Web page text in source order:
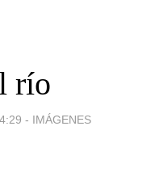
río
- IMÁGENES